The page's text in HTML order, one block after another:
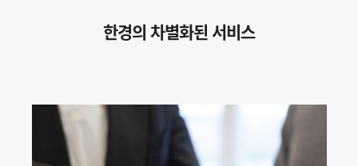
한경의 차별화된 서비스